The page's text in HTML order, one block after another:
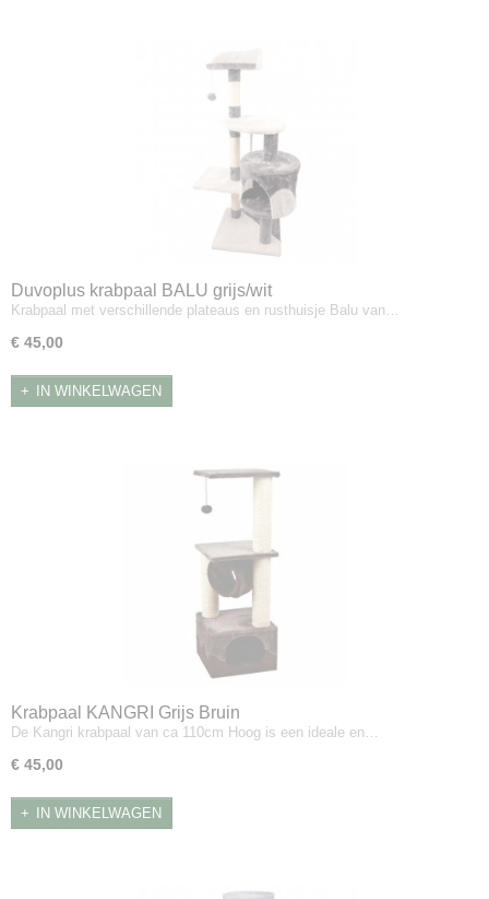
Duvoplus krabpaal BALU grijs/wit
Krabpaal met verschillende plateaus en rusthuisje Balu van…
€ 45,00
IN WINKELWAGEN
Krabpaal KANGRI Grijs Bruin
De Kangri krabpaal van ca 110cm Hoog is een ideale en…
€ 45,00
IN WINKELWAGEN